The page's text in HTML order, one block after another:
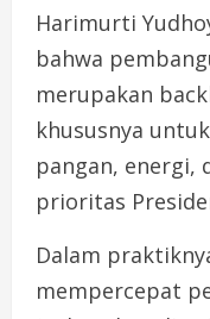
Harimurti
bahwa
merupakan
khususnya
pangan, energi,
prioritas
Dalam
mempercepat